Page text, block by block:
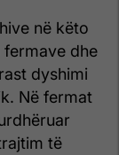
në këto
dhe
dyshimi
Në fermat
të